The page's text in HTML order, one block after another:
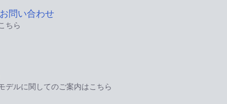
問い合わせ
ちら
デルに関してのご案内はこちら